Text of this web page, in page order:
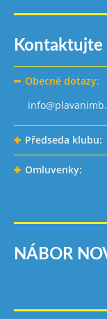
Kontaktujte
Obecné dotazy:
Předseda klubu:
Omluvenky:
NÁBOR